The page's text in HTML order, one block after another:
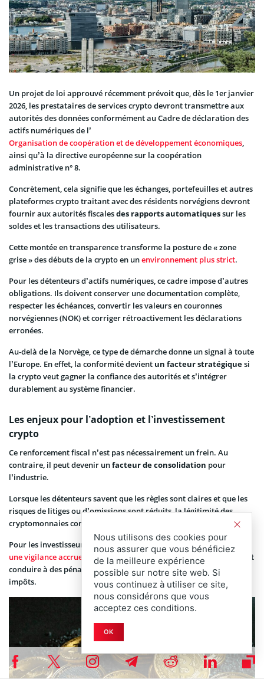
Un projet de loi approuvé récemment prévoit que, dès le 1er janvier
2026, les prestataires de services crypto devront transmettre aux
autorités des données conformément au Cadre de déclaration des
actifs numériques de l’
Organisation de coopération et de développement économiques,
ainsi qu’à la directive européenne sur la coopération
administrative n° 8.
Concrètement, cela signifie que les échanges, portefeuilles et autres
plateformes crypto traitant avec des résidents norvégiens devront
fournir aux autorités fiscalesdes rapports automatiquessur les
soldes et les transactions des utilisateurs.
Cette montée en transparence transforme la posture de « zone
grise » des débuts de la crypto en unenvironnement plus strict.
Pour les détenteurs d’actifs numériques, ce cadre impose d’autres
obligations. Ils doivent conserver une documentation complète,
respecter les échéances, convertir les valeurs en couronnes
norvégiennes (NOK) et corriger rétroactivement les déclarations
erronées.
Au-delà de la Norvège, ce type de démarche donne un signal à toute
l’Europe. En effet, la conformité devient un facteur stratégiquesi
la crypto veut gagner la confiance des autorités et s’intégrer
durablement au système financier.
Les enjeux pour l’adoption et l’investissement
crypto
Ce renforcement fiscal n’est pas nécessairement un frein. Au
contraire, il peut devenir unfacteur de consolidation pour
l’industrie.
Lorsque les détenteurs savent que les règles sont claires et que les
risques de litiges ou d’omissions sont réduits, la légitimité des
cryptomonnaies comme
en sort renforcée.
Pour les investisseurs particuliers, en revanche, cela implique
une vigilance accrue
. Un manque de déclaration ou une erreur peut
conduire à des pénalités, voire à la correction rétroactive des
impôts.
Nous utilisons des cookies pour
nous assurer que vous bénéficiez
de la meilleure expérience
possible sur notre site web. Si
vous continuez à utiliser ce site,
nous considérons que vous
acceptez ces conditions.
OK